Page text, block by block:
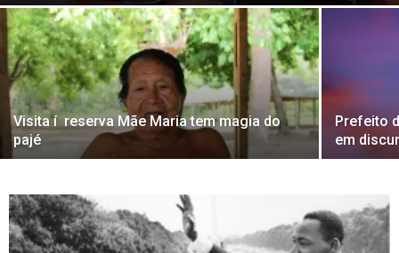
Visita í reserva Mãe Maria tem magia do
pajé
Prefeito
em